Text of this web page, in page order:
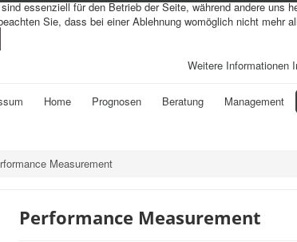
Home Prognosen Beratung Management
Measurement
Performance Measurement
essenziell für den Betrieb der Seite, während andere
Sie, dass bei einer Ablehnung womöglich nicht mehr
Weitere Informationen